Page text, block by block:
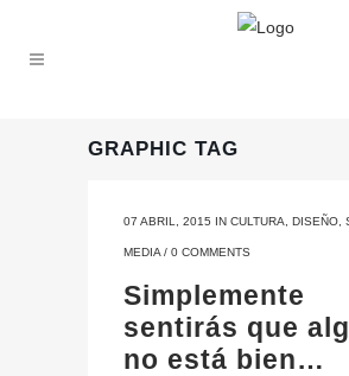
GRAPHIC TAG
07 ABRIL, 2015 IN CULTURA DISEÑO
MEDIA / 0 COMMENTS
Simplemente
sentirás que
no está bien…